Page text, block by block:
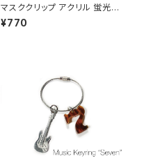
マスククリップ アクリル 蛍光メ
ッシュ
¥770